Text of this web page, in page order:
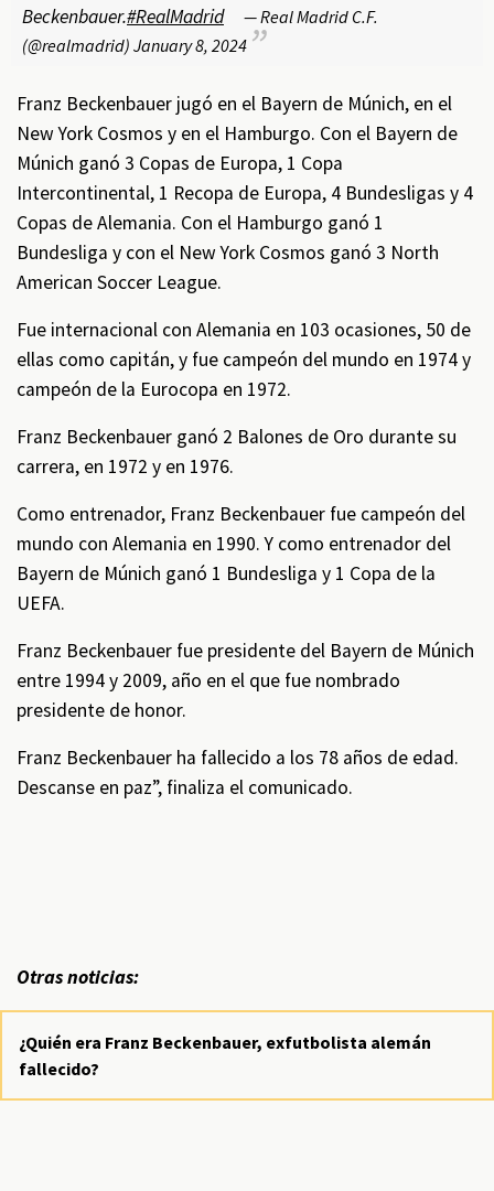
Beckenbauer.#RealMadrid
— Real Madrid C.F.
(@realmadrid) January 8, 2024
Franz Beckenbauer jugó en el Bayern de Múnich, en el
New York Cosmos y en el Hamburgo. Con el Bayern de
Múnich ganó 3 Copas de Europa, 1 Copa
Intercontinental, 1 Recopa de Europa, 4 Bundesligas y 4
Copas de Alemania. Con el Hamburgo ganó 1
Bundesliga y con el New York Cosmos ganó 3 North
American Soccer League.
Fue internacional con Alemania en 103 ocasiones, 50 de
ellas como capitán, y fue campeón del mundo en 1974 y
campeón de la Eurocopa en 1972.
Franz Beckenbauer ganó 2 Balones de Oro durante su
carrera, en 1972 y en 1976.
Como entrenador, Franz Beckenbauer fue campeón del
mundo con Alemania en 1990. Y como entrenador del
Bayern de Múnich ganó 1 Bundesliga y 1 Copa de la
UEFA.
Franz Beckenbauer fue presidente del Bayern de Múnich
entre 1994 y 2009, año en el que fue nombrado
presidente de honor.
Franz Beckenbauer ha fallecido a los 78 años de edad.
Descanse en paz”, finaliza el comunicado.
Otras noticias:
¿Quién era Franz Beckenbauer, exfutbolista alemán
fallecido?